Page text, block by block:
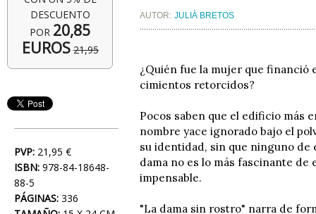
DESCUENTO
POR 20,85
EUROS 21,95
PVP: 21,95 €
ISBN: 978-84-18648-
88-5
PÁGINAS: 336
AUTOR: JULIÀ BRETOS
¿Quién fue la mujer que financió
cimientos retorcidos?
Pocos saben que el edificio más
nombre yace ignorado bajo el
su identidad, sin que ninguno de
dama no es lo más fascinante
impensable.
"La dama sin rostro" narra de